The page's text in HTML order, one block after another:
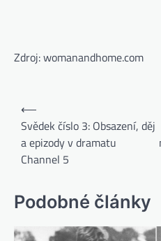
Zdroj: womanandhome.com
⟵
Svědek číslo 3: Obsazení, děj
a epizody v dramatu
Channel 5
Podobné články